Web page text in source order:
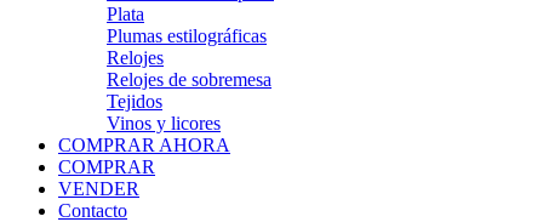
Plata
Plumas estilográficas
Relojes
Relojes de sobremesa
Tejidos
Vinos y licores
COMPRAR AHORA
COMPRAR
VENDER
Contacto